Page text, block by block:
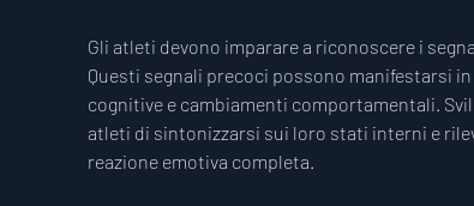
Gli atleti devono imparare a riconoscere i
Questi segnali precoci possono manifestarsi
cognitive e cambiamenti comportamentali.
atleti di sintonizzarsi sui loro stati interni e
reazione emotiva completa.